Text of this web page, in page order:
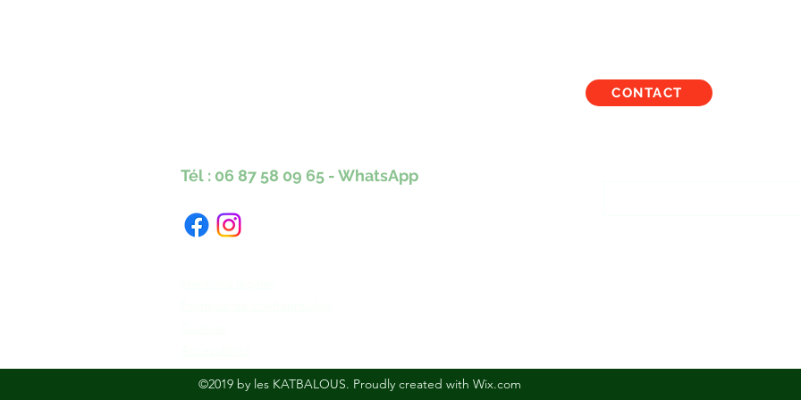
Tél : 06 87 58 09 65 -WhatsApp
CONTACT
©2019 by les KATBALOUS. Proudly created with Wix.com